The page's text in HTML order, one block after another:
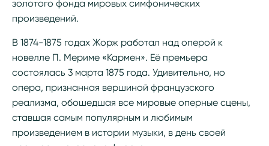
золотого фонда мировых симфонических
произведений.
В 1874-1875 годах Жорж работал над оперой к
новелле П. Мериме «Кармен». Её премьера
состоялась 3 марта 1875 года. Удивительно, но
опера, признанная вершиной французского
реализма, обошедшая все мировые оперные сцены,
ставшая самым популярным и любимым
произведением в истории музыки, в день своей